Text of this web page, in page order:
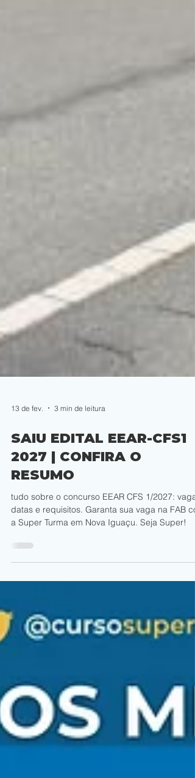
13 de fev. 3 min de leitura
SAIU EDITAL EEAR-CFS1
2027 | CONFIRA O
RESUMO
tudo sobre o concurso EEAR CFS 1/2027:
a Super Turma em Nova Iguaçu. Seja Super!